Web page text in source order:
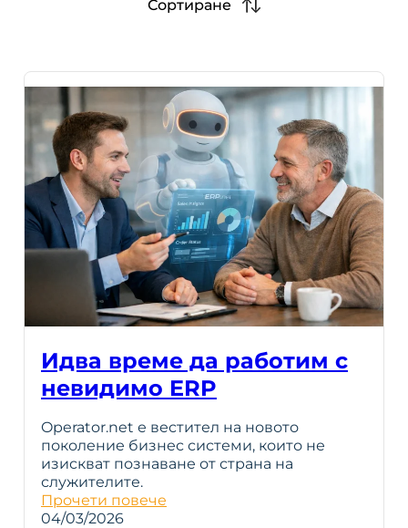
Сортиране
Идва време да работим с
невидимо ERP
Operator.net е вестител на новото
поколение бизнес системи, които не
изискват познаване от страна на
служителите.
Прочети повече
04/03/2026